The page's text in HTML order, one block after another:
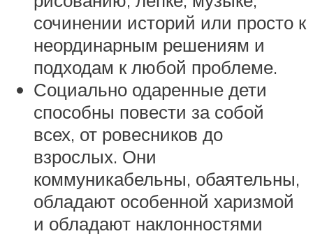
сочинении историй или просто к
неординарным решениям и
подходам к любой проблеме.
Социально одаренные дети
способны повести за собой
всех, от ровесников до
взрослых. Они
коммуникабельны, обаятельны,
обладают особенной харизмой
и обладают наклонностями